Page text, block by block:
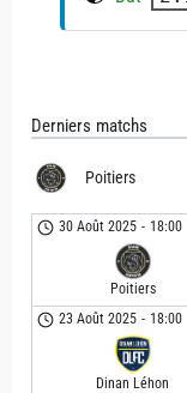
Derniers matchs
Poitiers
30 Août 2025 - 18:00
Poitiers
23 Août 2025 - 18:00
Dinan Léhon